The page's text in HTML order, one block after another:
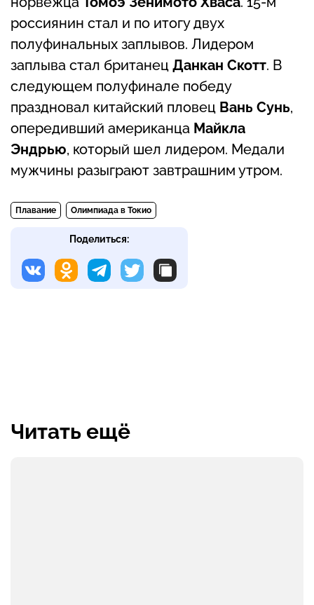
россиянин стал и по итогу двух
полуфинальных заплывов. Лидером
заплыва стал британец Данкан Скотт. В
следующем полуфинале победу
праздновал китайский пловец Вань Сунь,
опередивший американца Майкла
Эндрью, который шел лидером. Медали
мужчины разыграют завтрашним утром.
Плавание Олимпиада в Токио
Поделиться:
Читать ещё